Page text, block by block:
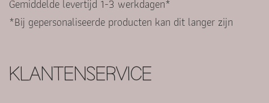
Gemiddelde levertijd 1-3 werkdagen*
*Bij gepersonaliseerde producten kan dit langer zijn
KLANTENSERVICE